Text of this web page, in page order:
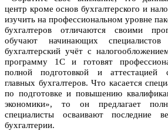
центр кроме основ бухгалтерского и
изучить на профессиональном уровне
бухгалтеров отличаются своими
обучают начинающих специалистов
бухгалтерский учёт с
программу 1С и готовят
полной подготовкой и аттестацией
главных бухгалтеров. Что касается
по подготовке и повышению
экономики», то он предлагает
специалисты осваивают последние
бухгалтерии.